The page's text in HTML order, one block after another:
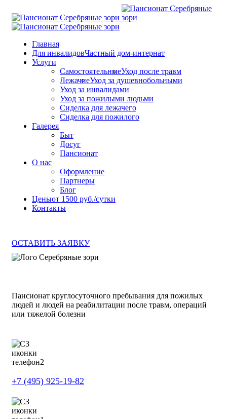
Главная
Для инвалидовЧастный дом-интернат
Услуги
СамостоятельныеУход после травм
ЛежачиеУход за душевнобольными
Уход за инвалидами
Уход за пожилыми людьми
Сиделка для лежачего
Сиделка для пожилого
Галерея
Быт
Досуг
Пансионат
О нас
Оформление
Партнеры
Блог
Ценыот 1500 руб./сутки
Контакты
ОСТАВИТЬ ЗАЯВКУ
Пансионат круглосуточного пребывания для пожилых
людей и людей на реабилитации после травм, операций
или тяжелой болезни
+7 (495) 925-19-82